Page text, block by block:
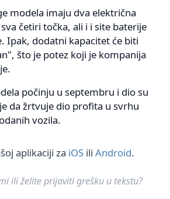
modela imaju dva električna
četiri točka, ali i i site baterije
Ipak, dodatni kapacitet će biti
što je potez koji je kompanija
počinju u septembru i dio su
da žrtvuje dio profita u svrhu
vozila.
aplikaciji za iOS ili Android.
ili želite prijaviti grešku u tekstu?